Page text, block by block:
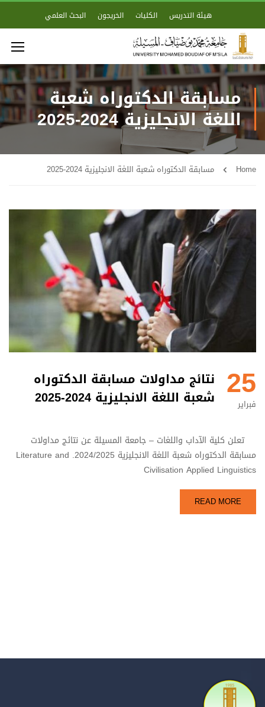
هيئة التدريس الكليات الخريجون البحث العلمي
مسابقة الدكتوراه شعبة
اللغة الانجليزية 2024-2025
Home مسابقة الدكتوراه شعبة اللغة الانجليزية 2024-2025
25
فبراير
نتائج مداولات مسابقة الدكتوراه
شعبة اللغة الانجليزية 2024-2025‬
تعلن كلية الآداب واللغات – جامعة المسيلة عن نتائج مداولات
مسابقة الدكتوراه شعبة اللغة الانجليزية 2024/2025. Literature and
Civilisation Applied Linguistics
READ MORE